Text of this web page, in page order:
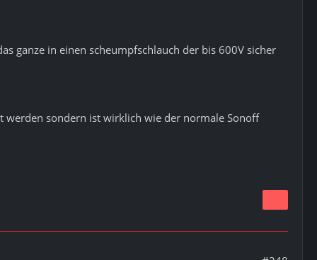
ganze in einen scheumpfschlauch der bis 600V sicher
werden sondern ist wirklich wie der normale Sonoff